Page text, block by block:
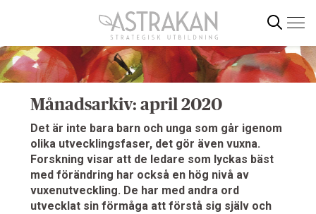
till
innehållet
Sök
Månadsarkiv: april 2020
Det är inte bara barn och unga som går igenom
olika utvecklingsfaser, det gör även vuxna.
Forskning visar att de ledare som lyckas bäst
med förändring har också en hög nivå av
vuxenutveckling. De har med andra ord
utvecklat sin förmåga att förstå sig själv och